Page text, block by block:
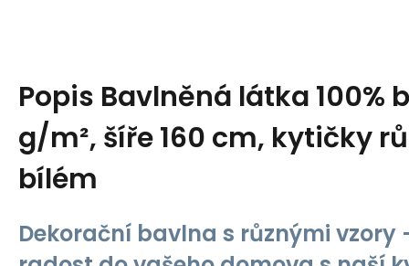
Popis Bavlněná látka 100%
g/m², šíře 160 cm, kytičky
bílém
Dekorační bavlna s různými vzory